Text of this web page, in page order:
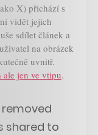
X) přichází s
vidět jejich
sdílet článek a
na obrázek
uvnitř.
ale jen ve vtipu.
shared to